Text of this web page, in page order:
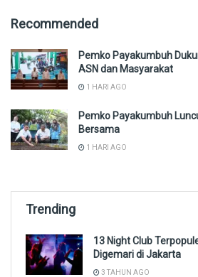
Recommended
Pemko Payakumbuh
ASN dan Masyarakat
1 HARI AGO
Pemko Payakumbuh
Bersama
1 HARI AGO
Trending
13 Night Club
Digemari di Jakarta
3 TAHUN AGO